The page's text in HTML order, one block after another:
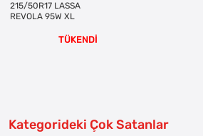
215/50R17 LASSA
REVOLA 95W XL
TÜKENDİ
Kategorideki Çok Satanlar